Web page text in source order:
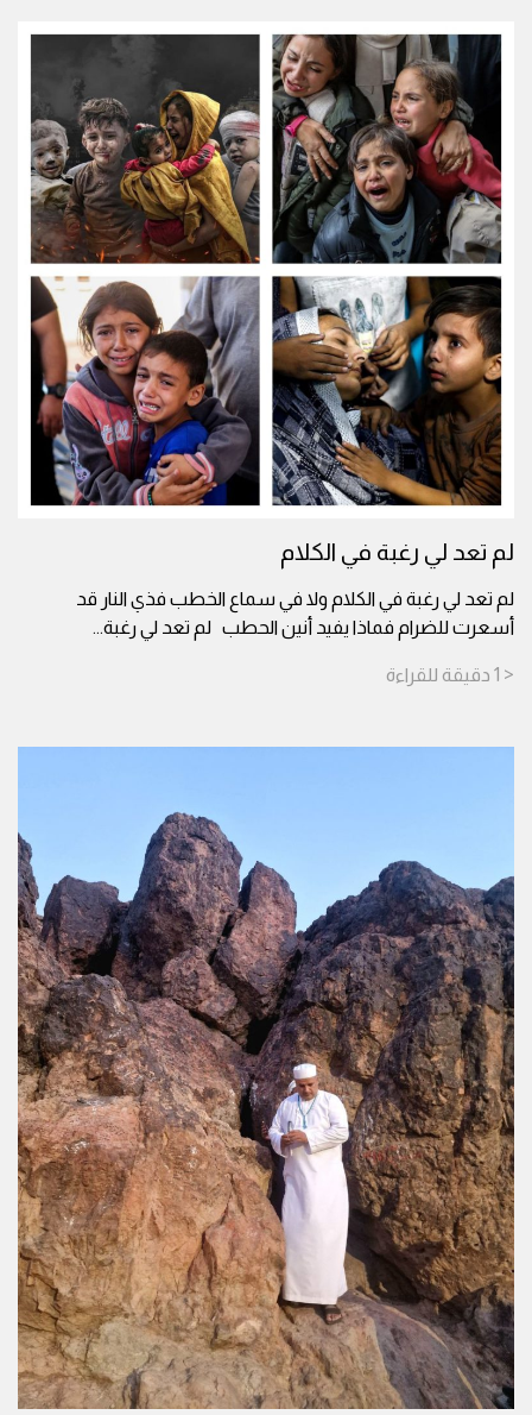
لم تعد لي رغبة في الكلام
لم تعد لي رغبة في الكلام ولا في سماع الخطب فذي النار قد
أسعرت للضرام فماذا يفيد أنين الحطب لم تعد لي رغبة...
< 1 دقيقة للقراءة